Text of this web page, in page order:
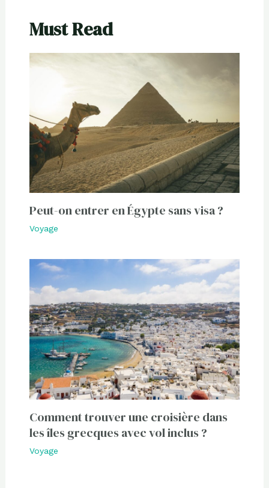
Must Read
Peut-on entrer en Égypte sans visa ?
Voyage
Comment trouver une croisière dans
les îles grecques avec vol inclus ?
Voyage